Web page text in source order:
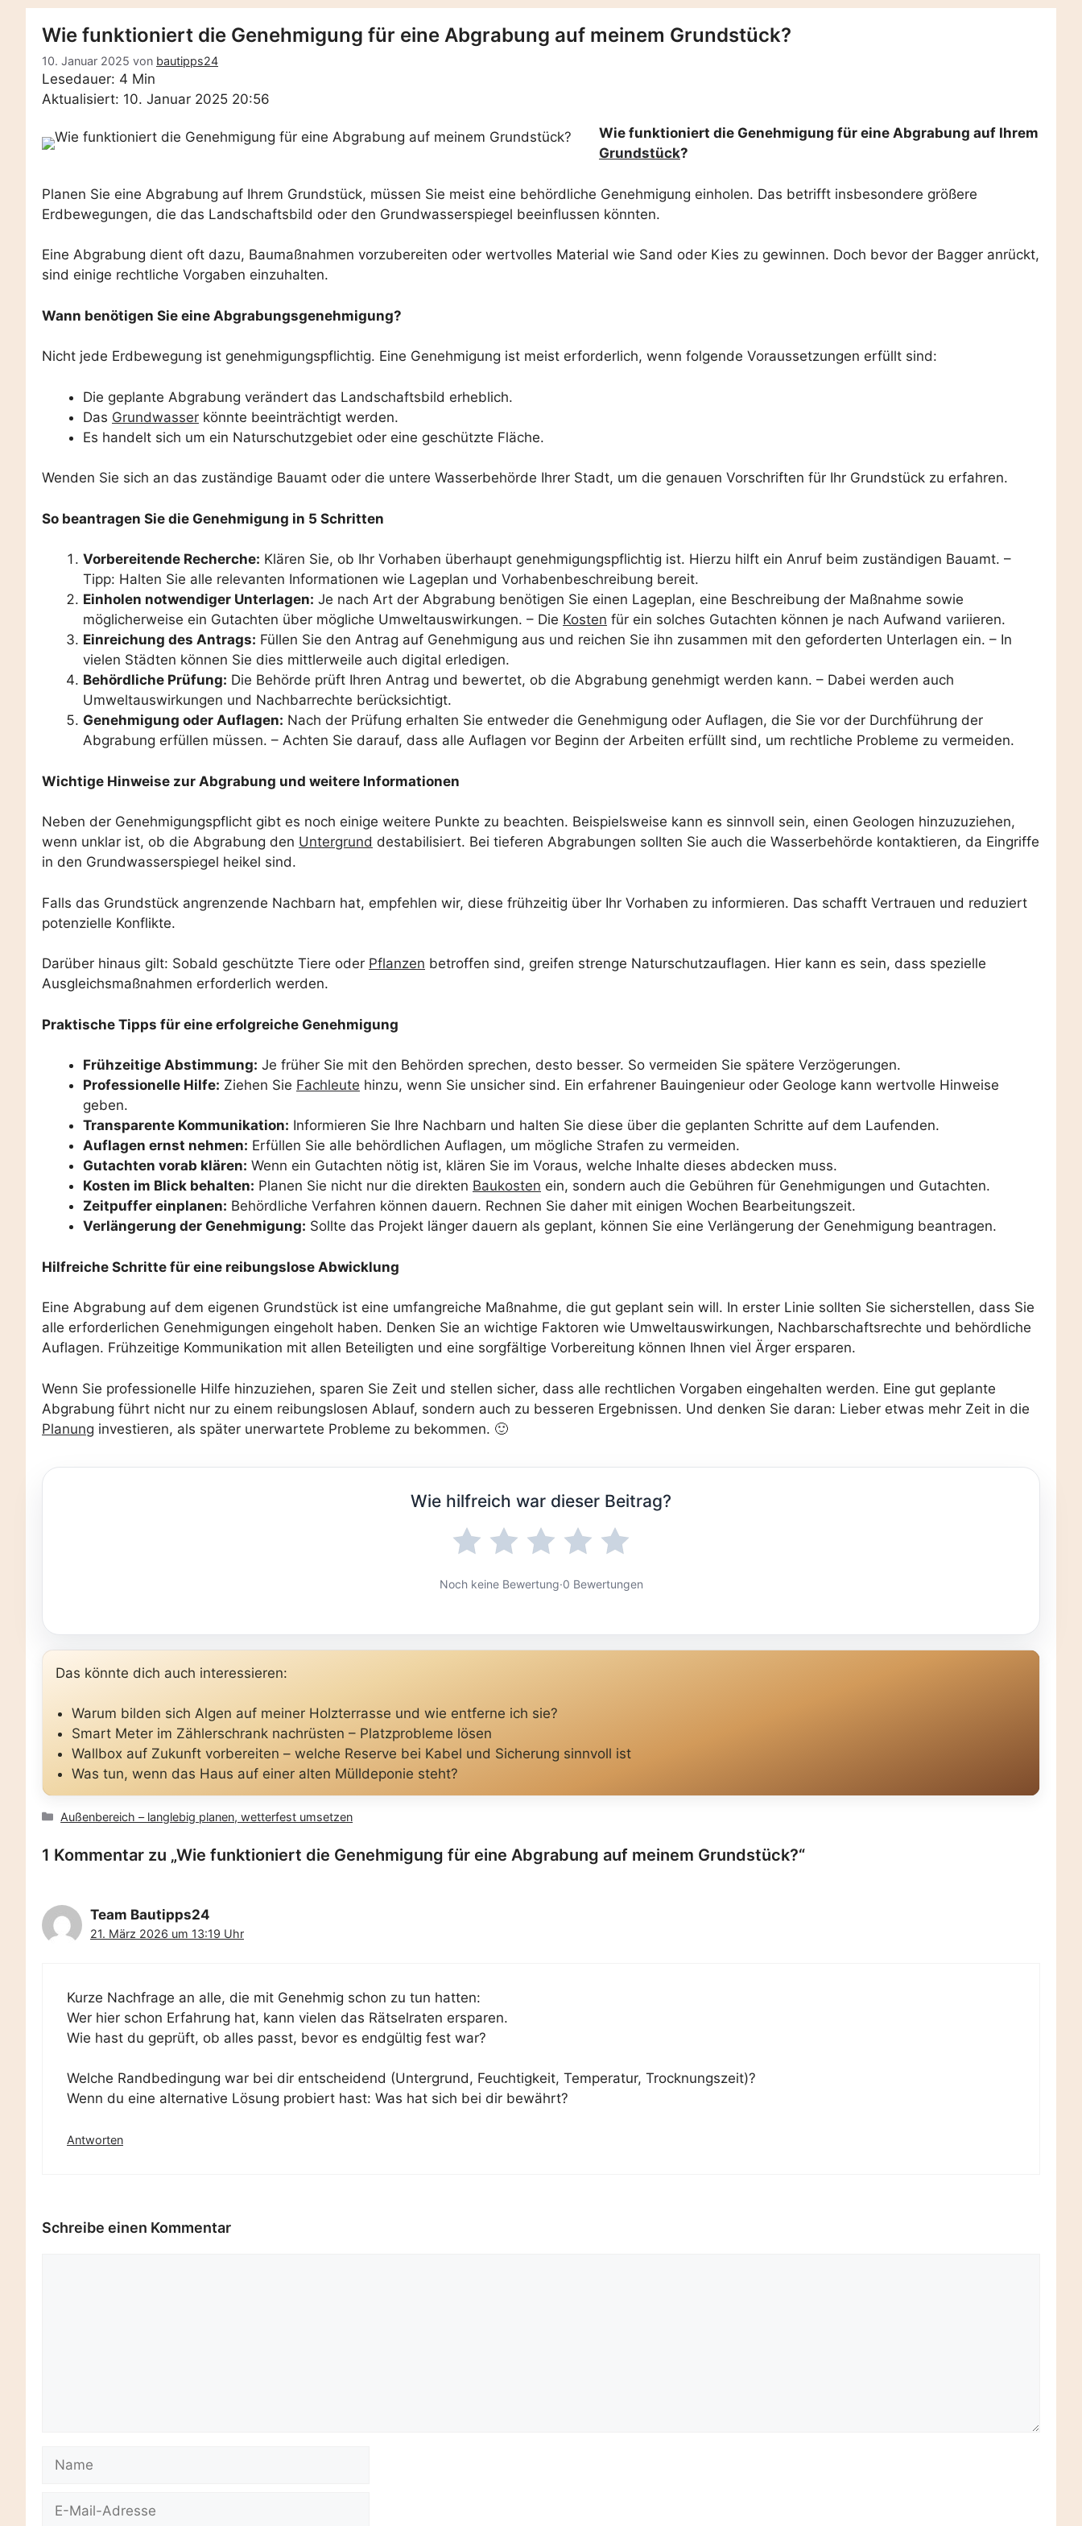
Wie funktioniert die Genehmigung für eine Abgrabung auf meinem Grundstück?
10. Januar 2025 von bautipps24
Lesedauer: 4 Min
Aktualisiert: 10. Januar 2025 20:56
Wie funktioniert die Genehmigung für eine Abgrabung auf Ihrem
Grundstück?
Planen Sie eine Abgrabung auf Ihrem Grundstück, müssen Sie meist eine behördliche Genehmigung einholen. Das betrifft insbesondere größere
Erdbewegungen, die das Landschaftsbild oder den Grundwasserspiegel beeinflussen könnten.
Eine Abgrabung dient oft dazu, Baumaßnahmen vorzubereiten oder wertvolles Material wie Sand oder Kies zu gewinnen. Doch bevor der Bagger anrückt,
sind einige rechtliche Vorgaben einzuhalten.
Wann benötigen Sie eine Abgrabungsgenehmigung?
Nicht jede Erdbewegung ist genehmigungspflichtig. Eine Genehmigung ist meist erforderlich, wenn folgende Voraussetzungen erfüllt sind:
Die geplante Abgrabung verändert das Landschaftsbild erheblich.
Das Grundwasser könnte beeinträchtigt werden.
Es handelt sich um ein Naturschutzgebiet oder eine geschützte Fläche.
Wenden Sie sich an das zuständige Bauamt oder die untere Wasserbehörde Ihrer Stadt, um die genauen Vorschriften für Ihr Grundstück zu erfahren.
So beantragen Sie die Genehmigung in 5 Schritten
Vorbereitende Recherche: Klären Sie, ob Ihr Vorhaben überhaupt genehmigungspflichtig ist. Hierzu hilft ein Anruf beim zuständigen Bauamt. –
Tipp: Halten Sie alle relevanten Informationen wie Lageplan und Vorhabenbeschreibung bereit.
Einholen notwendiger Unterlagen: Je nach Art der Abgrabung benötigen Sie einen Lageplan, eine Beschreibung der Maßnahme sowie
möglicherweise ein Gutachten über mögliche Umweltauswirkungen. – Die Kosten für ein solches Gutachten können je nach Aufwand variieren.
Einreichung des Antrags: Füllen Sie den Antrag auf Genehmigung aus und reichen Sie ihn zusammen mit den geforderten Unterlagen ein. – In
vielen Städten können Sie dies mittlerweile auch digital erledigen.
Behördliche Prüfung: Die Behörde prüft Ihren Antrag und bewertet, ob die Abgrabung genehmigt werden kann. – Dabei werden auch
Umweltauswirkungen und Nachbarrechte berücksichtigt.
Genehmigung oder Auflagen: Nach der Prüfung erhalten Sie entweder die Genehmigung oder Auflagen, die Sie vor der Durchführung der
Abgrabung erfüllen müssen. – Achten Sie darauf, dass alle Auflagen vor Beginn der Arbeiten erfüllt sind, um rechtliche Probleme zu vermeiden.
Wichtige Hinweise zur Abgrabung und weitere Informationen
Neben der Genehmigungspflicht gibt es noch einige weitere Punkte zu beachten. Beispielsweise kann es sinnvoll sein, einen Geologen hinzuzuziehen,
wenn unklar ist, ob die Abgrabung den Untergrund destabilisiert. Bei tieferen Abgrabungen sollten Sie auch die Wasserbehörde kontaktieren, da Eingriffe
in den Grundwasserspiegel heikel sind.
Falls das Grundstück angrenzende Nachbarn hat, empfehlen wir, diese frühzeitig über Ihr Vorhaben zu informieren. Das schafft Vertrauen und reduziert
potenzielle Konflikte.
Darüber hinaus gilt: Sobald geschützte Tiere oder Pflanzen betroffen sind, greifen strenge Naturschutzauflagen. Hier kann es sein, dass spezielle
Ausgleichsmaßnahmen erforderlich werden.
Praktische Tipps für eine erfolgreiche Genehmigung
Frühzeitige Abstimmung: Je früher Sie mit den Behörden sprechen, desto besser. So vermeiden Sie spätere Verzögerungen.
Professionelle Hilfe: Ziehen Sie Fachleute hinzu, wenn Sie unsicher sind. Ein erfahrener Bauingenieur oder Geologe kann wertvolle Hinweise
geben.
Transparente Kommunikation: Informieren Sie Ihre Nachbarn und halten Sie diese über die geplanten Schritte auf dem Laufenden.
Auflagen ernst nehmen: Erfüllen Sie alle behördlichen Auflagen, um mögliche Strafen zu vermeiden.
Gutachten vorab klären: Wenn ein Gutachten nötig ist, klären Sie im Voraus, welche Inhalte dieses abdecken muss.
Kosten im Blick behalten: Planen Sie nicht nur die direkten Baukosten ein, sondern auch die Gebühren für Genehmigungen und Gutachten.
Zeitpuffer einplanen: Behördliche Verfahren können dauern. Rechnen Sie daher mit einigen Wochen Bearbeitungszeit.
Verlängerung der Genehmigung: Sollte das Projekt länger dauern als geplant, können Sie eine Verlängerung der Genehmigung beantragen.
Hilfreiche Schritte für eine reibungslose Abwicklung
Eine Abgrabung auf dem eigenen Grundstück ist eine umfangreiche Maßnahme, die gut geplant sein will. In erster Linie sollten Sie sicherstellen, dass Sie
alle erforderlichen Genehmigungen eingeholt haben. Denken Sie an wichtige Faktoren wie Umweltauswirkungen, Nachbarschaftsrechte und behördliche
Auflagen. Frühzeitige Kommunikation mit allen Beteiligten und eine sorgfältige Vorbereitung können Ihnen viel Ärger ersparen.
Wenn Sie professionelle Hilfe hinzuziehen, sparen Sie Zeit und stellen sicher, dass alle rechtlichen Vorgaben eingehalten werden. Eine gut geplante
Abgrabung führt nicht nur zu einem reibungslosen Ablauf, sondern auch zu besseren Ergebnissen. Und denken Sie daran: Lieber etwas mehr Zeit in die
Planung investieren, als später unerwartete Probleme zu bekommen. 🙂
Wie hilfreich war dieser Beitrag?
Noch keine Bewertung·0 Bewertungen
Das könnte dich auch interessieren:
Warum bilden sich Algen auf meiner Holzterrasse und wie entferne ich sie?
Smart Meter im Zählerschrank nachrüsten – Platzprobleme lösen
Wallbox auf Zukunft vorbereiten – welche Reserve bei Kabel und Sicherung sinnvoll ist
Was tun, wenn das Haus auf einer alten Mülldeponie steht?
Kategorien
Außenbereich – langlebig planen, wetterfest umsetzen
1 Kommentar zu „Wie funktioniert die Genehmigung für eine Abgrabung auf meinem Grundstück?“
Team Bautipps24
21. März 2026 um 13:19 Uhr
Kurze Nachfrage an alle, die mit Genehmig schon zu tun hatten:
Wer hier schon Erfahrung hat, kann vielen das Rätselraten ersparen.
Wie hast du geprüft, ob alles passt, bevor es endgültig fest war?
Welche Randbedingung war bei dir entscheidend (Untergrund, Feuchtigkeit, Temperatur, Trocknungszeit)?
Wenn du eine alternative Lösung probiert hast: Was hat sich bei dir bewährt?
Antworten
Schreibe einen Kommentar
Name